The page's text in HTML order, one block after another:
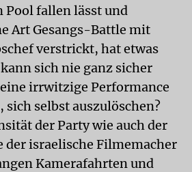
Pool fallen lässt und
Art Gesangs-Battle mit
verstrickt, hat etwas
sich nie ganz sicher
irrwitzige Performance
sich selbst auszulöschen?
der Party wie auch der
der israelische Filmemacher
Kamerafahrten und